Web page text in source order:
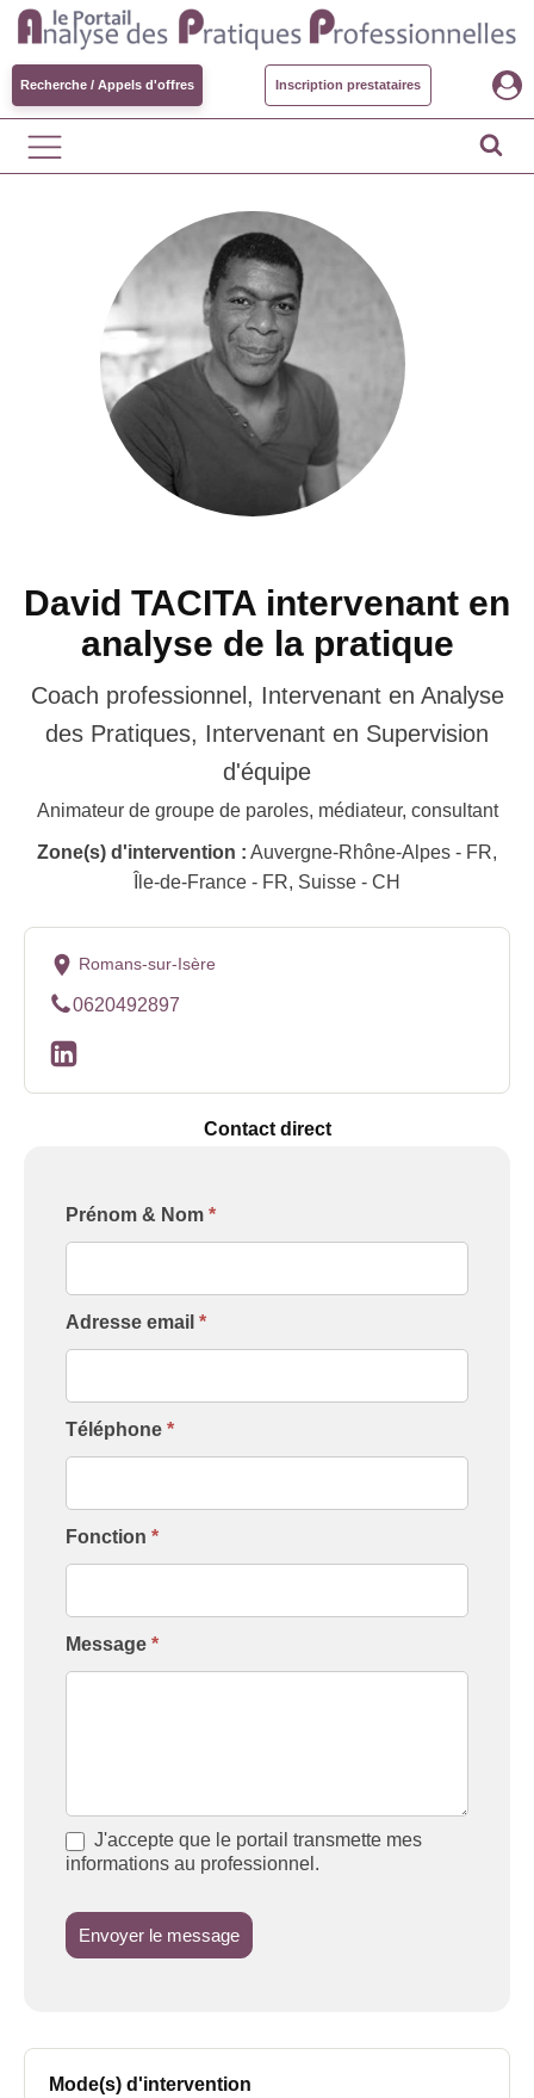
Recherche / Appels d'offres Inscription prestataires
David TACITA intervenant en
analyse de la pratique
Coach professionnel, Intervenant en Analyse
des Pratiques, Intervenant en Supervision
d'équipe
Animateur de groupe de paroles, médiateur, consultant
Zone(s) d'intervention : Auvergne-Rhône-Alpes - FR,
Île-de-France - FR, Suisse - CH
Romans-sur-Isère
0620492897
Contact direct
Formulaire
[Contact
Prénom & Nom *
Adresse email *
Téléphone *
Fonction *
Message *
J'accepte que le portail transmette mes
informations au professionnel.
Envoyer le message
Mode(s) d'intervention